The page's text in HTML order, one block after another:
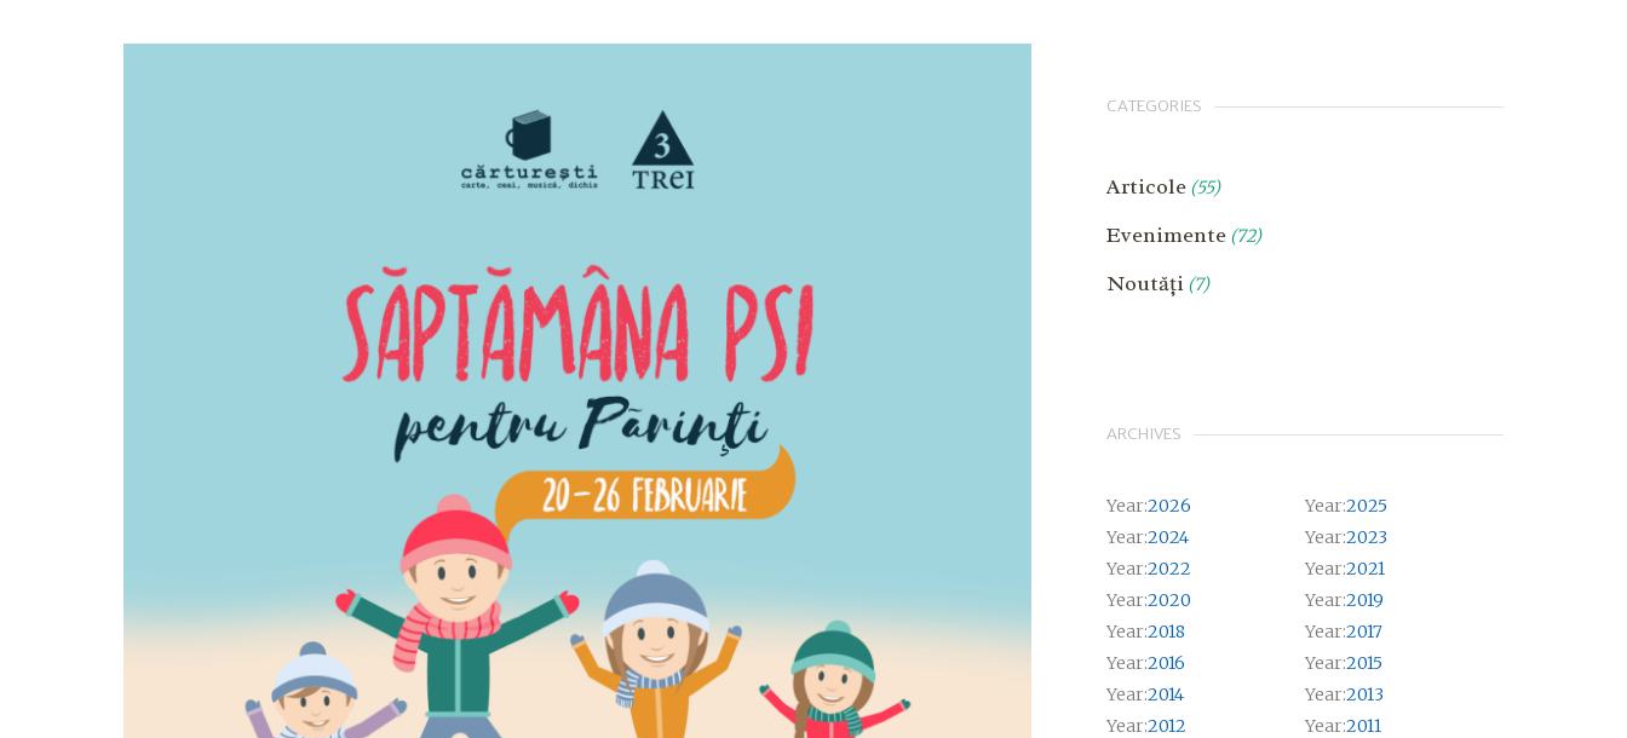
CATEGORIES
Articole (55)
Evenimente (72)
Noutăți (7)
ARCHIVES
Year:2026 Year:2025
Year:2024 Year:2023
Year:2022 Year:2021
Year:2020 Year:2019
Year:2018 Year:2017
Year:2016 Year:2015
Year:2014 Year:2013
Year:2012 Year:2011